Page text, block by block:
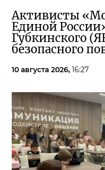
Активисты
Единой
Губкинского
безопасного
10 августа 2026, 16:27